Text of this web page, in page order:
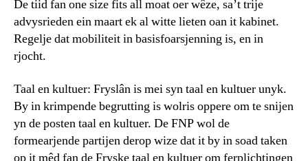
De tiid fan one size fits all moat oer wêze, sa’t trije
advysrieden ein maart ek al witte lieten oan it kabinet.
Regelje dat mobiliteit in basisfoarsjenning is, en in
rjocht.
Taal en kultuer: Fryslân is mei syn taal en kultuer unyk.
By in krimpende begrutting is wolris oppere om te snijen
yn de posten taal en kultuer. De FNP wol de
formearjende partijen derop wize dat it by in soad taken